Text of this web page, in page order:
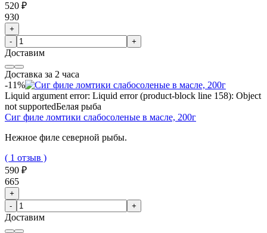
520 ₽
930
+
-
+
Доставим
Доставка за 2 часа
-11%
Liquid argument error: Liquid error (product-block line 158): Object
not supportedБелая рыба
Сиг филе ломтики слабосоленые в масле, 200г
Нежное филе северной рыбы.
( 1 отзыв )
590 ₽
665
+
-
+
Доставим